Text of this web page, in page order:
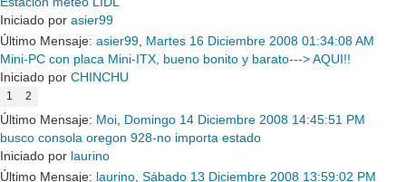
Iniciado por asier99
Último Mensaje: asier99, Martes 16 Diciembre 2008 01:34:08 AM
Mini-PC con placa Mini-ITX, bueno bonito y barato---> AQUI!!
Iniciado por CHINCHU
1 2
Último Mensaje: Moi Domingo 14 Diciembre 2008 14:45:51 PM
busco consola oregon 928-no importa estado
Iniciado por laurino
Último Mensaje: laurino, Sábado 13 Diciembre 2008 13:59:02 PM